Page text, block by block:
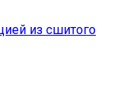
из сшитого